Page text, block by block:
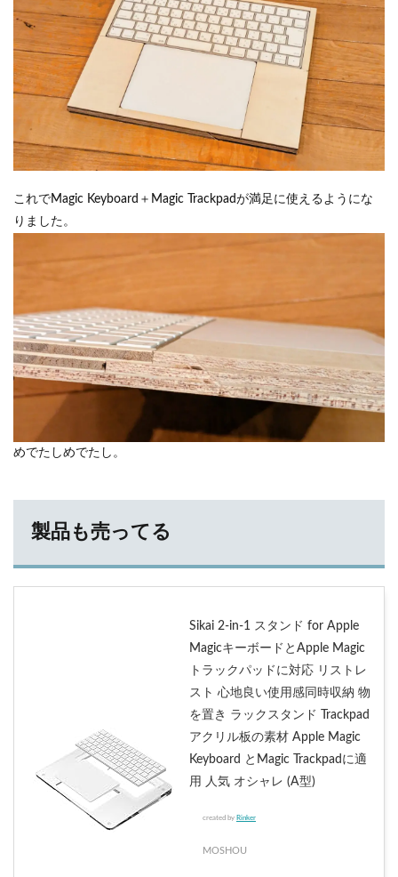
これでMagic Keyboard＋Magic Trackpadが満足に使えるようにな
りました。
めでたしめでたし。
製品も売ってる
Sikai 2-in-1 スタンド for Apple
MagicキーボードとApple Magic
トラックパッドに対応 リストレ
スト 心地良い使用感同時収納 物
を置き ラックスタンド Trackpad
アクリル板の素材 Apple Magic
Keyboard とMagic Trackpadに適
用 人気 オシャレ (A型)
created by Rinker
MOSHOU